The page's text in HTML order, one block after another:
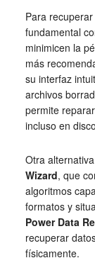
Para
fundamental
minimicen la
más
su interfaz
archivos
permite
incluso en
Otra
Wizard, que
algoritmos
formatos y
Power Data
recuperar
físicamente.